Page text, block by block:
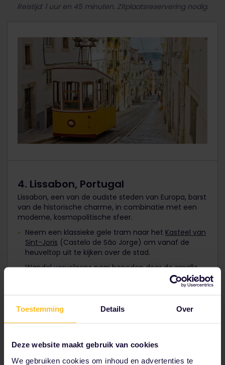
Toestemming Details Over
Deze website maakt gebruik van cookies
We gebruiken cookies om inhoud en advertenties te
Reistijd: 1 uur en 45 minuten. Zitplaatsreservering nodig.
4. Lissabon, Portugal
Lissabon, een van de oudste steden van Europa, barst
van de historische charme, in combinatie met een
moderne, kosmopolitische sfeer.
Neem een klassieke gele tram naar het Kasteel van
Sint-Joris (Castelo de São Jorge) om vanaf de
heuveltop uit te kijken over de stad.
Wandel vervolgens naar beneden door de smalle
steegjes van de wijk Alfama, waar je de sfeer van
'pastéis de nata' hebt geproefd. Deze heerlijke
custardtaartjes zijn verkrijgbaar bij talloze bakkers